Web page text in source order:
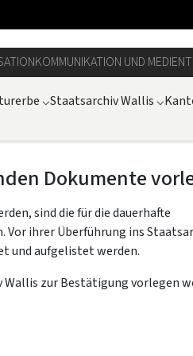
KOMMUNIKATION UND MEDIEN
⌵Staatsarchiv Wallis ⌵
Dokumente
sind die für die dauerhafte
ihrer Überführung ins
und aufgelistet werden.
zur Bestätigung vorlegen